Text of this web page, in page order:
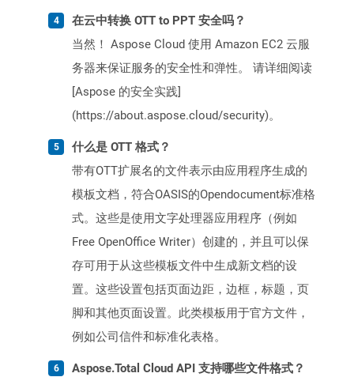
在云中转换 OTT to PPT 安全吗？
当然！ Aspose Cloud 使用 Amazon EC2 云服
务器来保证服务的安全性和弹性。 请详细阅读
[Aspose 的安全实践]
(https://about.aspose.cloud/security)。
什么是 OTT 格式？
带有OTT扩展名的文件表示由应用程序生成的
模板文档，符合OASIS的Opendocument标准格
式。这些是使用文字处理器应用程序（例如
Free OpenOffice Writer）创建的，并且可以保
存可用于从这些模板文件中生成新文档的设
置。这些设置包括页面边距，边框，标题，页
脚和其他页面设置。此类模板用于官方文件，
例如公司信件和标准化表格。
Aspose.Total Cloud API 支持哪些文件格式？